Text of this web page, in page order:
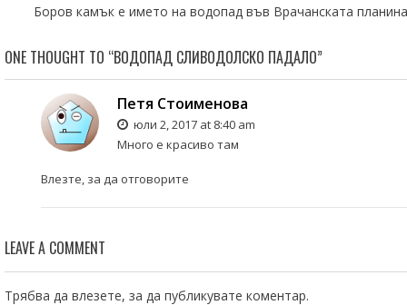
Боров камък е името на водопад във Врачанската
ONE THOUGHT TO “ВОДОПАД СЛИВОДОЛСКО ПАДАЛО”
Петя Стоименова
юли 2, 2017 at 8:40 am
Много е красиво там
Влезте, за да отговорите
LEAVE A COMMENT
Трябва да влезете, за да публикувате коментар.